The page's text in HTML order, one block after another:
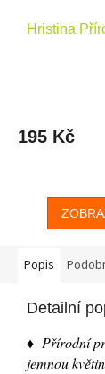
Hristina
195 Kč
Popis
Detailní
♦ Přírodní
jemnou